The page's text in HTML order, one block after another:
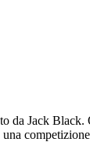
da Jack